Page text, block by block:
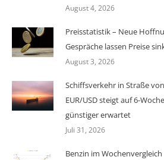
August 4, 2026
Preisstatistik – Neue
Gespräche lassen Preise
August 3, 2026
Schiffsverkehr in Straße
EUR/USD steigt auf 6-
günstiger erwartet
Juli 31, 2026
Benzin im